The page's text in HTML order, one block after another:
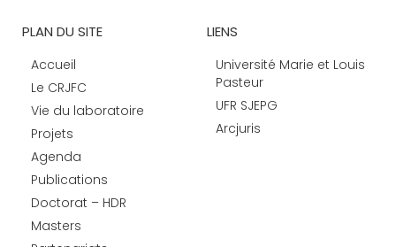
PLAN DU SITE
Accueil
Le CRJFC
Vie du laboratoire
Projets
Agenda
Publications
Doctorat – HDR
Masters
LIENS
Université Marie et Louis
Pasteur
UFR SJEPG
Arcjuris